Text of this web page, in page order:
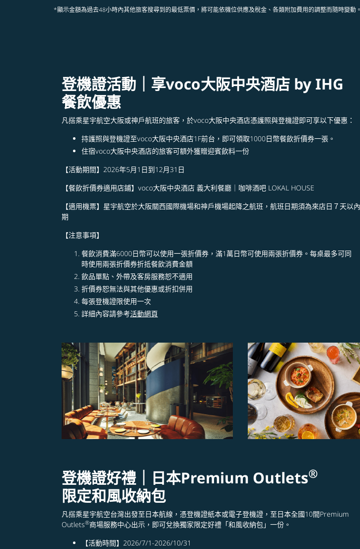
*顯示金額為過去48小時內其他旅客搜尋到的最低票價，將可能依機位供應及稅金、各類附加費用的調整而隨時變動。
登機證活動｜享voco大阪中央酒店 by IHG
餐飲優惠
凡搭乘星宇航空大阪或神戶航班的旅客，於voco大阪中央酒店憑護照與登機證即可享以下優惠：
持護照與登機證至voco大阪中央酒店1F前台，即可領取1000日幣餐飲折價券一張。
住宿voco大阪中央酒店的旅客可額外獲贈迎賓飲料一份 ​ ​
【活動期間】 2026年5月1日到12月31日 ​
【餐飲折價券適用店鋪】 voco大阪中央酒店 義大利餐廳｜咖啡酒吧 LOKAL HOUSE ​
【適用機票】 星宇航空於大阪關西國際機場和神戶機場起降之航班，航班日期須為來店日７天以
期 ​ ​
【注意事項】
餐飲消費滿6000日幣可以使用一張折價券，滿1萬日幣可使用兩張折價券。每桌最多可同
時使用兩張折價券折抵餐飲消費金額
飲品單點、外帶及客房服務恕不適用
折價券恕無法與其他優惠或折扣併用​​
每張登機證限使用一次​
詳細內容請參考活動網頁
登機證好禮｜日本Premium Outlets®
限定和風收納包
凡搭乘星宇航空台灣出發至日本航線，憑登機證紙本或電子登機證，至日本全國10間Premium
Outlets®商場服務中心出示，即可兌換獨家限定好禮「和風收納包」一份。
【活動時間】2026/7/1-2026/10/31